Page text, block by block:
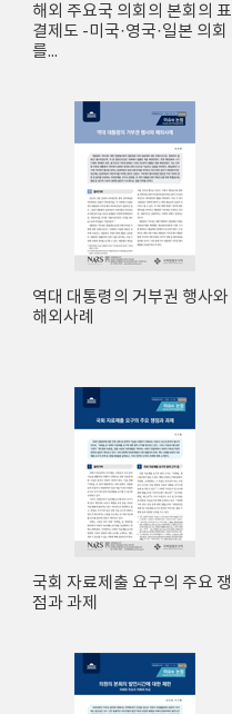
해외 주요국 의회의 본회의 표
결제도 -미국·영국·일본 의회
를...
역대 대통령의 거부권 행사와
해외사례
국회 자료제출 요구의 주요 쟁
점과 과제